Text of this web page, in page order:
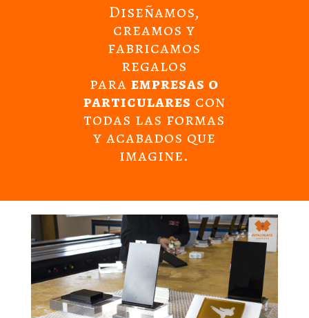
Diseñamos,
creamos y
fabricamos
regalos
paraempresas o
particulares con
todas las formas
y acabados que
imagine.